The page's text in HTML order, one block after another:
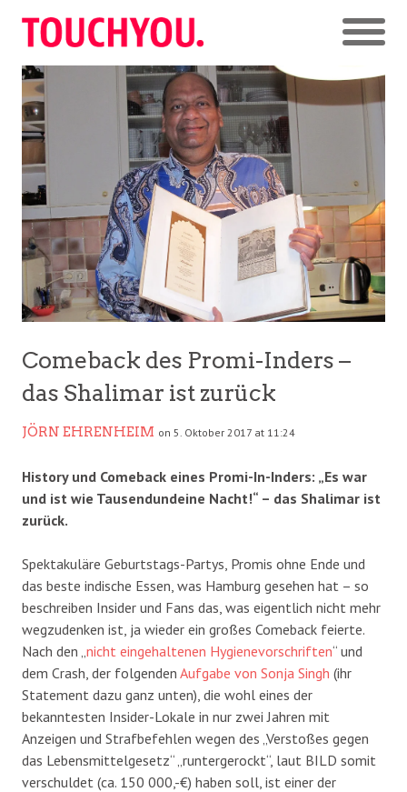
Comeback des Promi-Inders –
das Shalimar ist zurück
JÖRN EHRENHEIM on 5. Oktober 2017 at 11:24
History und Comeback eines Promi-In-Inders: „Es war
und ist wie Tausendundeine Nacht!“ – das Shalimar ist
zurück.
Spektakuläre Geburtstags-Partys, Promis ohne Ende und
das beste indische Essen, was Hamburg gesehen hat – so
beschreiben Insider und Fans das, was eigentlich nicht mehr
wegzudenken ist, ja wieder ein großes Comeback feierte.
Nach den „ nicht eingehaltenen Hygienevorschriften“ und
dem Crash, der folgenden Aufgabe von Sonja Singh (ihr
Statement dazu ganz unten), die wohl eines der
bekanntesten Insider-Lokale in nur zwei Jahren mit
Anzeigen und Strafbefehlen wegen des „Verstoßes gegen
das Lebensmittelgesetz“ „runtergerockt“, laut BILD somit
verschuldet (ca. 150 000,-€) haben soll, ist einer der